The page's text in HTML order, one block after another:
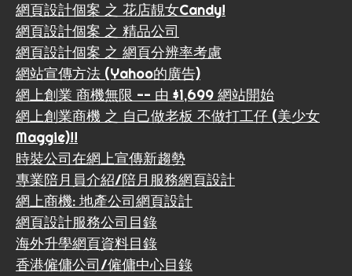
網頁設計個案 之 花店靚女Candy!
網頁設計個案 之 精品公司
網頁設計個案 之 網頁分辨率考慮
網站宣傳方法 (Yahoo的廣告)
網上創業 商機無限 -- 由 $1,699 網站開始
網上創業商機 之 自己做老板 不做打工仔 (美少女
Maggie)!!
時裝公司在網上宣傳新趨勢
專業陪月員介紹/陪月服務網頁設計
網上商機: 地產公司網頁設計
網頁設計服務公司目錄
海外升學網頁資料目錄
香港僱傭公司/僱傭中心目錄